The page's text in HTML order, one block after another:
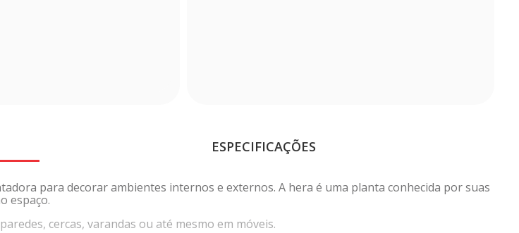
ESPECIFICAÇÕES
para decorar ambientes internos e externos. A hera é uma planta conhecida por suas
espaço.
cercas, varandas ou até mesmo em móveis.